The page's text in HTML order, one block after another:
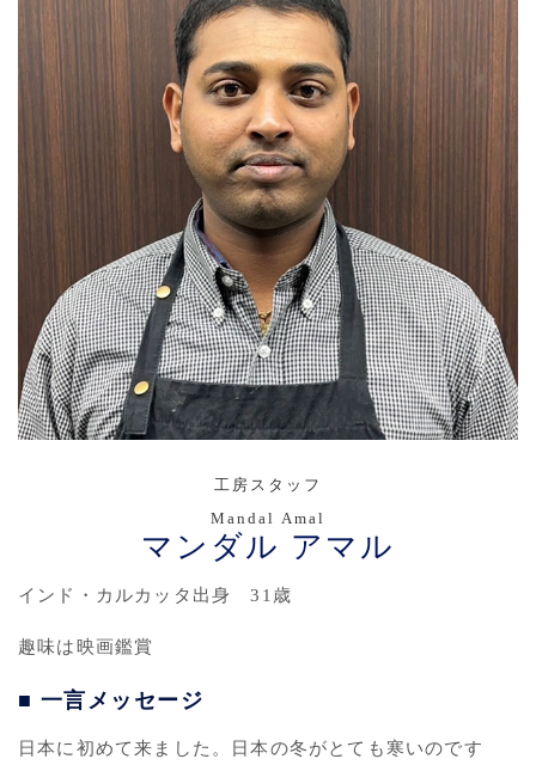
工房スタッフ
Mandal Amal
マンダル アマル
インド・カルカッタ出身 31歳
趣味は映画鑑賞
■ 一言メッセージ
日本に初めて来ました。日本の冬がとても寒いのです